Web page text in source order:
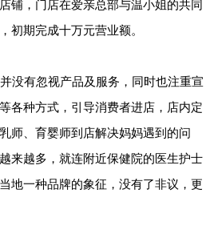
铺，门店在爱亲总部与温小姐的共同
初期完成十万元营业额。
没有忽视产品及服务，同时也注重宣
各种方式，引导消费者进店，店内定
师、育婴师到店解决妈妈遇到的问
来越多，就连附近保健院的医生护士
地一种品牌的象征，没有了非议，更